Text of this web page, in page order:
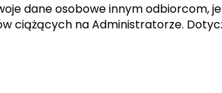
dane osobowe innym odbiorcom,
ciążących na Administratorze.